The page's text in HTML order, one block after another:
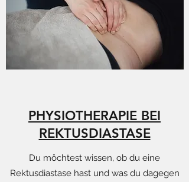
PHYSIOTHERAPIE BEI
REKTUSDIASTASE
Du möchtest wissen, ob du eine
Rektusdiastase hast und was du dagegen